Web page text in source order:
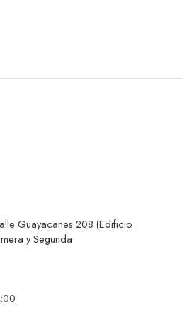
de alta calidad.
Lavable.
su nombre como comisario
Guayacanes 208 (Edificio
y Segunda.